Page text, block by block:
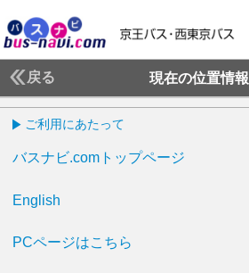
戻る 現在の位置情報
ご利用にあたって
バスナビ.comトップページ
English
PCページはこちら